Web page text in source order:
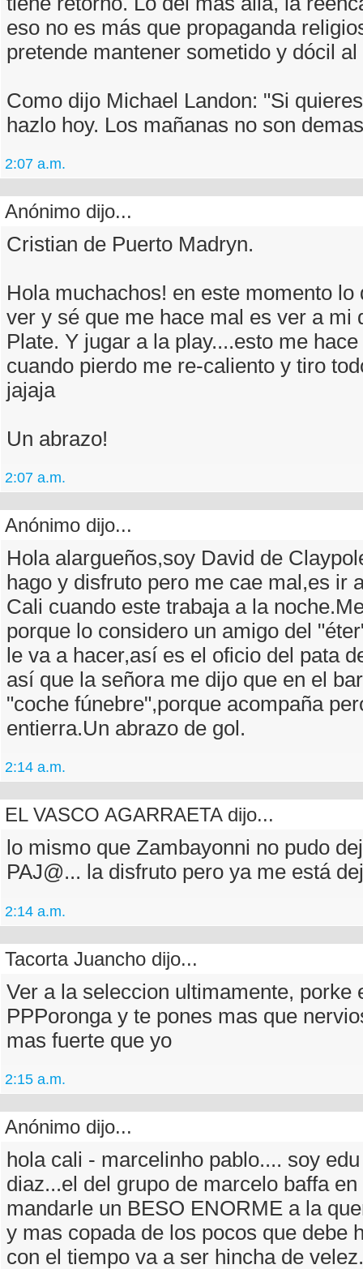
eso no es más que propaganda
pretende mantener sometido y dócil al
Como dijo Michael Landon: "Si
hazlo hoy. Los mañanas no son
2:07 a.m.
Anónimo dijo...
Cristian de Puerto Madryn.
Hola muchachos! en este momento lo
ver y sé que me hace mal es ver a mi
Plate. Y jugar a la play....esto me
cuando pierdo me re-caliento y tiro
jajaja
Un abrazo!
2:07 a.m.
Anónimo dijo...
Hola alargueños,soy David de
hago y disfruto pero me cae mal,es ir
Cali cuando este trabaja a la
porque lo considero un amigo del
le va a hacer,así es el oficio del pata
así que la señora me dijo que en el
"coche fúnebre",porque acompaña
entierra.Un abrazo de gol.
2:14 a.m.
EL VASCO AGARRAETA dijo...
lo mismo que Zambayonni no pudo
PAJ@... la disfruto pero ya me está
2:14 a.m.
Tacorta Juancho dijo...
Ver a la seleccion ultimamente, porke
PPPoronga y te pones mas que
mas fuerte que yo
2:15 a.m.
Anónimo dijo...
hola cali - marcelinho pablo.... soy
diaz...el del grupo de marcelo baffa
mandarle un BESO ENORME a la
y mas copada de los pocos que debe
con el tiempo va a ser hincha de velez.